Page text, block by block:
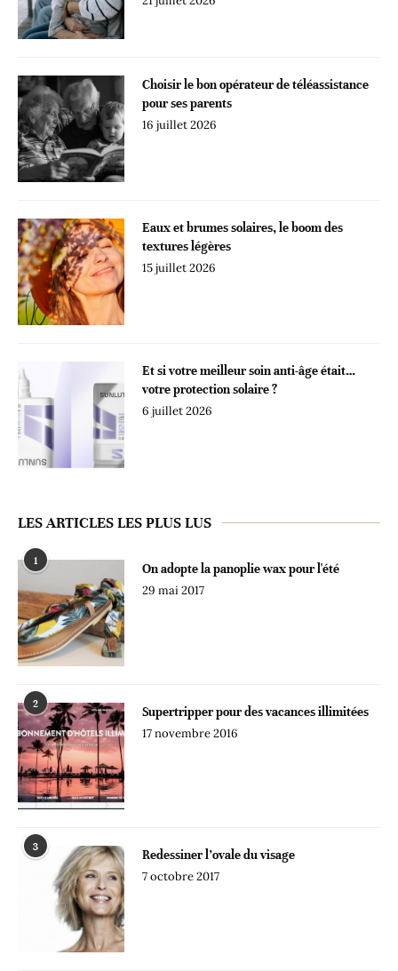
Choisir le bon opérateur de téléassistance
pour ses parents
16 juillet 2026
Eaux et brumes solaires, le boom des
textures légères
15 juillet 2026
Et si votre meilleur soin anti-âge était…
votre protection solaire ?
6 juillet 2026
LES ARTICLES LES PLUS LUS
1
On adopte la panoplie wax pour l'été
29 mai 2017
2
Supertripper pour des vacances illimitées
17 novembre 2016
3
Redessiner l’ovale du visage
7 octobre 2017